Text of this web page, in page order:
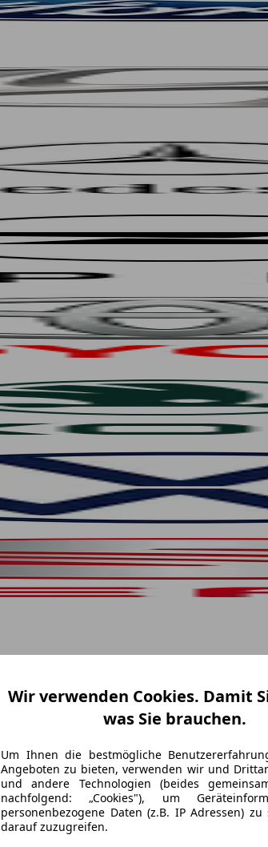
Wir verwenden Cookies. Damit
was Sie brauchen.
Um Ihnen die bestmögliche
Angeboten zu bieten, verwenden wir und
und andere Technologien (beides
nachfolgend: „Cookies"), um
personenbezogene Daten (z.B. IP Adressen)
darauf zuzugreifen.